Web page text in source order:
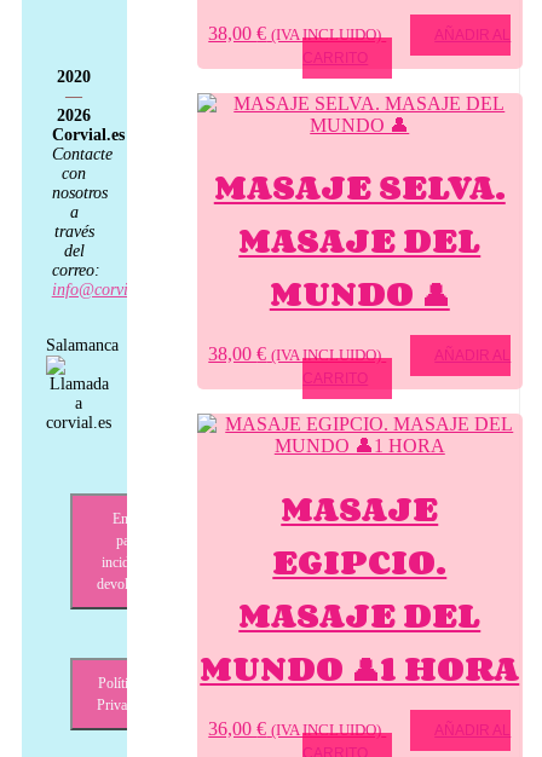
38,00€ (IVA INCLUIDO)
AÑADIR AL
CARRITO
MASAJE SELVA.
MASAJE DEL
MUNDO 👤
38,00€ (IVA INCLUIDO)
AÑADIR AL
CARRITO
MASAJE
EGIPCIO.
MASAJE DEL
MUNDO 👤1 HORA
36,00€ (IVA INCLUIDO)
AÑADIR AL
CARRITO
2020
—
2026
Corvial.es
Contacte
con
nosotros
a
través
del
correo:
info@corvial.es
Salamanca
Envíos,
pagos,
incidencias,
devoluciones
Política de
Privacidad